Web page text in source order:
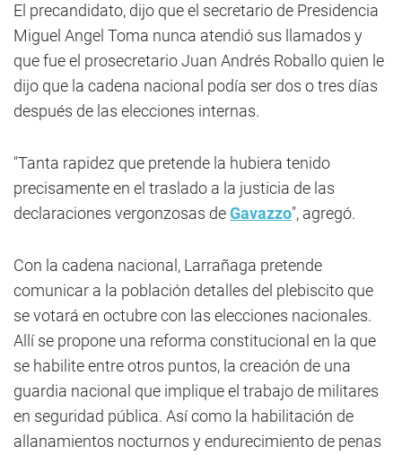
El precandidato, dijo que el secretario de Presidencia
Miguel Angel Toma nunca atendió sus llamados y
que fue el prosecretario Juan Andrés Roballo quien le
dijo que la cadena nacional podía ser dos o tres días
después de las elecciones internas.
"Tanta rapidez que pretende la hubiera tenido
precisamente en el traslado a la justicia de las
declaraciones vergonzosas deGavazzo", agregó.
Con la cadena nacional, Larrañaga pretende
comunicar a la población detalles del plebiscito que
se votará en octubre con las elecciones nacionales.
Allí se propone una reforma constitucional en la que
se habilite entre otros puntos, la creación de una
guardia nacional que implique el trabajo de militares
en seguridad pública. Así como la habilitación de
allanamientos nocturnos y endurecimiento de penas